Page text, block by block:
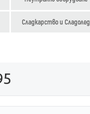
Сладкарство и Сладолед